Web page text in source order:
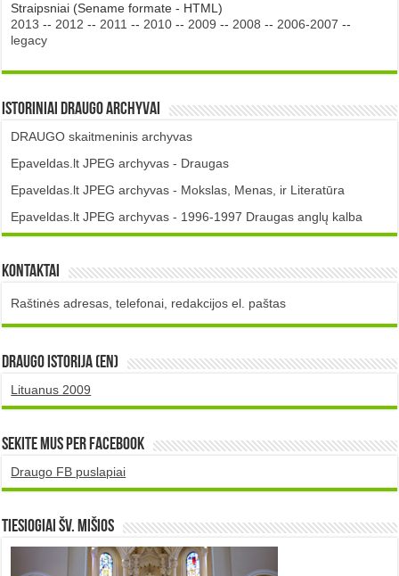
Straipsniai (Sename formate - HTML)
2013 -- 2012 -- 2011 -- 2010 -- 2009 -- 2008 -- 2006-2007 --
legacy
Istoriniai DRAUGO Archyvai
DRAUGO skaitmeninis archyvas
Epaveldas.lt JPEG archyvas - Draugas
Epaveldas.lt JPEG archyvas - Mokslas, Menas, ir Literatūra
Epaveldas.lt JPEG archyvas - 1996-1997 Draugas anglų kalba
Kontaktai
Raštinės adresas, telefonai, redakcijos el. paštas
DRAUGO istorija (EN)
Lituanus 2009
Sekite mus per Facebook
Draugo FB puslapiai
TIESIOGIAI šv. MIŠIOS